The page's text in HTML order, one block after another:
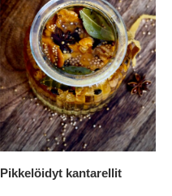
Pikkelöidyt kantarellit